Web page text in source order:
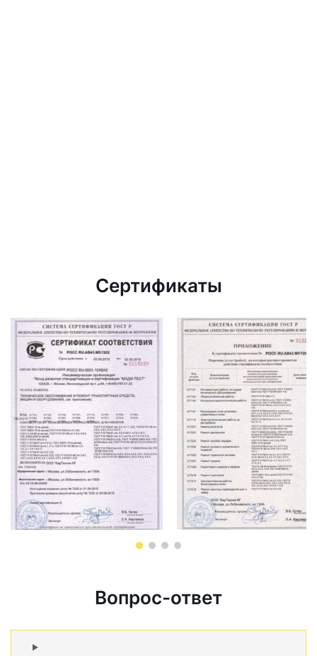
Сертификаты
Вопрос-ответ